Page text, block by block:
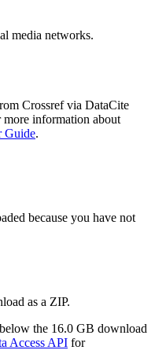
media networks.
Crossref via DataCite
more information about
Guide.
because you have not
as a ZIP.
the 16.0 GB download
Access API for